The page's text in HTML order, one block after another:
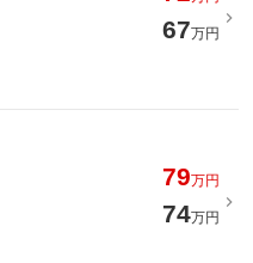
67万円
79万円
74万円